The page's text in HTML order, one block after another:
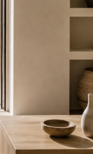
e
dell’arredamento.
brand tra cui scegliere per
Il bagno però non deve e
del bagno. Sfruttare gli
che ci salta subito all’
sotto questo aspetto.
aiutarti